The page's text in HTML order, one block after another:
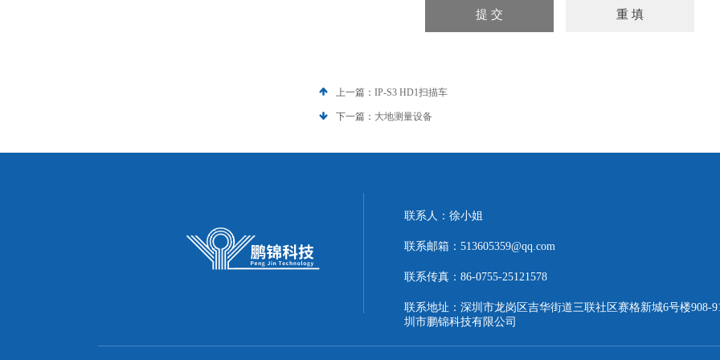
上一篇： IP-S3 HD1扫描车
下一篇： 大地测量设备
联系人：徐小姐
联系邮箱：513605359@qq.com
联系传真：86-0755-25121578
联系地址：深圳市龙岗区吉华街道三联社区赛格新城6号楼908-
圳市鹏锦科技有限公司